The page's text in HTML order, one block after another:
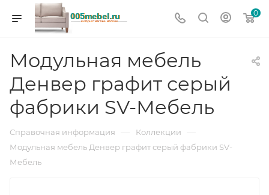
0
Модульная мебель
Денвер графит серый
фабрики SV-Мебель
Справочная информация — Коллекции —
Модульная мебель Денвер графит серый фабрики SV-
Мебель